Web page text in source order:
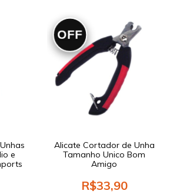
e
OFF
Alicate Cortador de Unha
Tamanho Unico Bom
Amigo
R$33,90